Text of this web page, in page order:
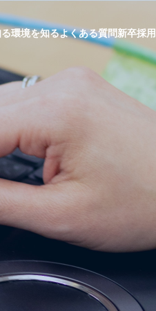
環境を知るよくある質問新卒採用